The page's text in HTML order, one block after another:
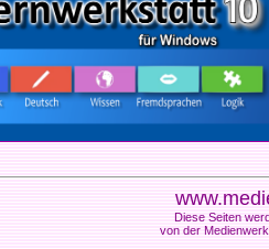
Diese Seiten
von der